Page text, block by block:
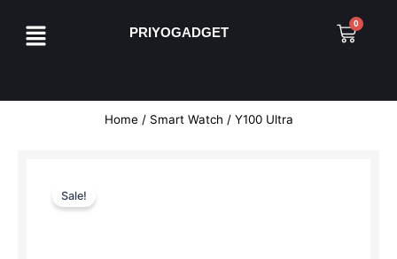
Menu PRIYOGADGET
0
Cart
Home / Smart Watch / Y100 Ultra
Sale!